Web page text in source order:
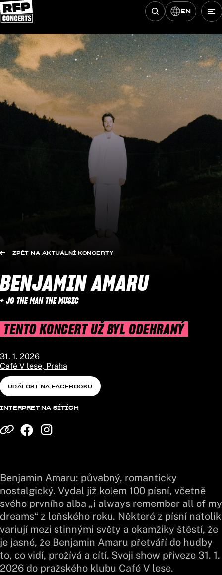
Přeskočit na obsah
Hledat koncerty
EN
ZPĚT NA AKTUÁLNÍ KONCERTY
BENJAMIN AMARU
+ JO THE MAN THE MUSIC
TENTO KONCERT UŽ BYL ODEHRANÝ
31. 1. 2026
Café V lese, Praha
UDÁLOST NA FACEBOOKU
INTERPRET NA SÍTÍCH
Benjamin Amaru: půvabný, romanticky
nostalgický. Vydal již kolem 100 písní, včetně
svého prvního alba „i always remember all of my
dreams“ z loňského roku. Některé z písní natolik
variují mezi stinnými světy a okamžiky štěstí, že
je jasné, že Benjamin Amaru přetváří do hudby
to, co vidí, prožívá a cítí. Svoji show přiveze 31. 1.
2026 do pražského klubu Café V lese.